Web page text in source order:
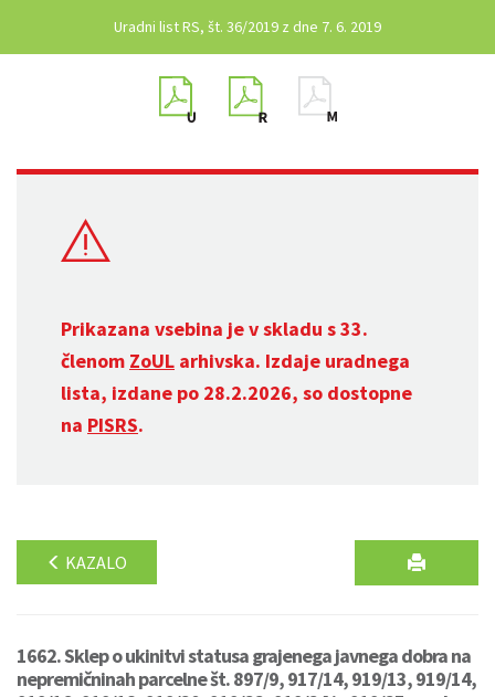
Uradni list RS, št. 36/2019 z dne 7. 6. 2019
Prikazana vsebina je v skladu s 33.
členom ZoUL arhivska. Izdaje uradnega
lista, izdane po 28.2.2026, so dostopne
na PISRS.
KAZALO
1662. Sklep o ukinitvi statusa grajenega javnega dobra na
nepremičninah parcelne št. 897/9, 917/14, 919/13, 919/14,